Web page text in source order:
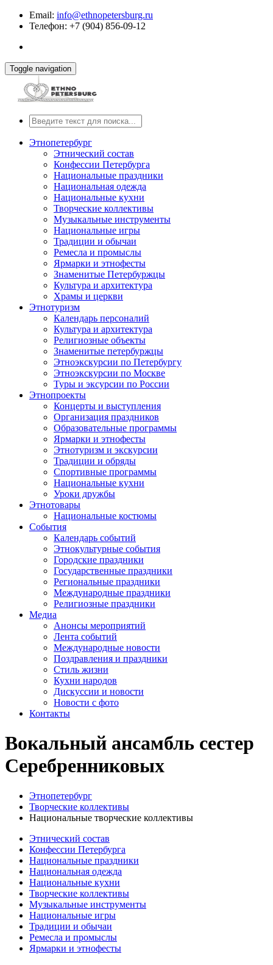
Email: info@ethnopetersburg.ru
Телефон: +7 (904) 856-09-12
Toggle navigation
Этнопетербург
Этнический состав
Конфессии Петербурга
Национальные праздники
Национальная одежда
Национальные кухни
Творческие коллективы
Музыкальные инструменты
Национальные игры
Традиции и обычаи
Ремесла и промыслы
Ярмарки и этнофесты
Знаменитые Петербуржцы
Культура и архитектура
Храмы и церкви
Этнотуризм
Календарь персоналий
Культура и архитектура
Религиозные объекты
Знаменитые петербуржцы
Этноэкскурсии по Петербургу
Этноэкскурсии по Москве
Туры и эксурсии по России
Этнопроекты
Концерты и выступления
Организация праздников
Образовательные программы
Ярмарки и этнофесты
Этнотуризм и экскурсии
Традиции и обряды
Спортивные программы
Национальные кухни
Уроки дружбы
Этнотовары
Национальные костюмы
События
Календарь событий
Этнокультурные события
Городские праздники
Государственные праздники
Региональные праздники
Международные праздники
Религиозные праздники
Медиа
Анонсы мероприятий
Лента событий
Международные новости
Поздравления и праздники
Cтиль жизни
Кухни народов
Дискуссии и новости
Новости с фото
Контакты
Вокальный ансамбль сестер
Серебренниковых
Этнопетербург
Творческие коллективы
Национальные творческие коллективы
Этнический состав
Конфессии Петербурга
Национальные праздники
Национальная одежда
Национальные кухни
Творческие коллективы
Музыкальные инструменты
Национальные игры
Традиции и обычаи
Ремесла и промыслы
Ярмарки и этнофесты